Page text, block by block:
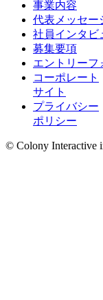
事業内容
代表メッセー
社員インタビ
募集要項
エントリーフ
コーポレート
サイト
プライバシー
ポリシー
© Colony Interactive